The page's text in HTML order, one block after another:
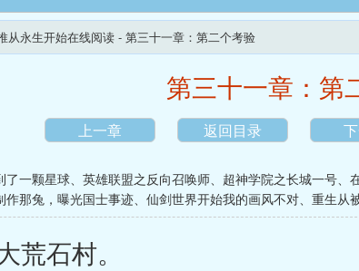
从永生开始在线阅读 - 第三十一章：第二个考验
第三十一章：第
上一章 返回目录
了一颗星球、 英雄联盟之反向召唤师、 超神学院之长城一号、
作那兔，曝光国士事迹、 仙剑世界开始我的画风不对、 重生从
石村。